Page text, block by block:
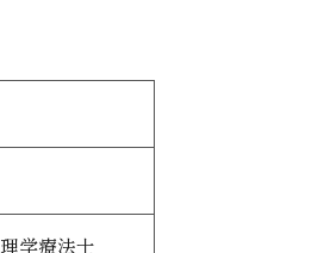
理学療法士